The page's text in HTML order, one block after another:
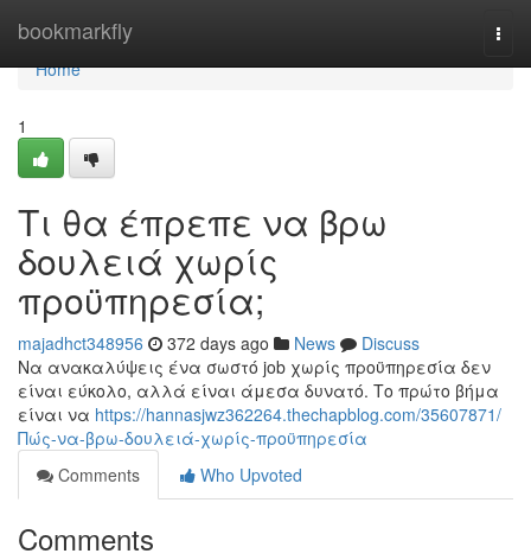
bookmarkfly
Home
Home
1
Τι θα έπρεπε να βρω
δουλειά χωρίς
προϋπηρεσία;
majadhct348956 372 days ago News
Discuss
Να ανακαλύψεις ένα σωστό job χωρίς προϋπηρεσία δεν
είναι εύκολο, αλλά είναι άμεσα δυνατό. Το πρώτο βήμα
είναι να https://hannasjwz362264.thechapblog.com/35607871/
Πώς-να-βρω-δουλειά-χωρίς-προϋπηρεσία
Comments
Who Upvoted
Comments